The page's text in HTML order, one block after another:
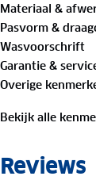
45% acryl
32% polyester
15% polyamide
8% wol
Is je kleding
bestemming
Model is
Materiaal &
Pasvorm &
Wasvoorschrift
Garantie &
Overige
Bekijk alle
Reviews